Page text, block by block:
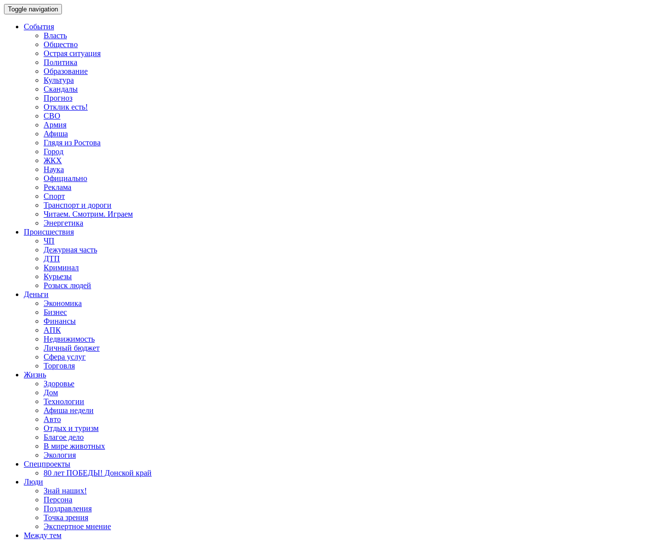
Toggle navigation
События
Власть
Общество
Острая ситуация
Политика
Образование
Культура
Скандалы
Прогноз
Отклик есть!
СВО
Армия
Афиша
Глядя из Ростова
Город
ЖКХ
Наука
Официально
Реклама
Спорт
Транспорт и дороги
Читаем. Смотрим. Играем
Энергетика
Происшествия
ЧП
Дежурная часть
ДТП
Криминал
Курьезы
Розыск людей
Деньги
Экономика
Бизнес
Финансы
АПК
Недвижимость
Личный бюджет
Сфера услуг
Торговля
Жизнь
Здоровье
Дом
Технологии
Афиша недели
Авто
Отдых и туризм
Благое дело
В мире животных
Экология
Спецпроекты
80 лет ПОБЕДЫ! Донской край
Люди
Знай наших!
Персона
Поздравления
Точка зрения
Экспертное мнение
Между тем